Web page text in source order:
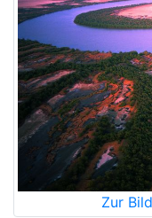
Zur